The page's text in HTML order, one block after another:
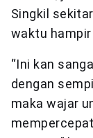
Singkil
waktu hampir
“Ini kan
dengan
maka wajar